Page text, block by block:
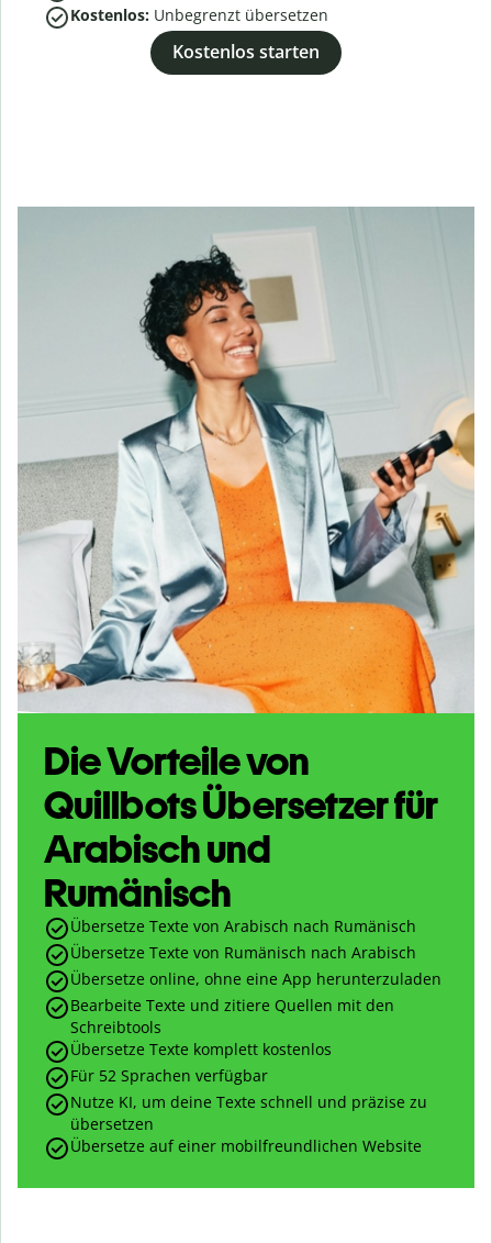
Kostenlos: Unbegrenzt übersetzen
Kostenlos starten
Die Vorteile von
Quillbots Übersetzer für
Arabisch und
Rumänisch
Übersetze Texte von Arabisch nach Rumänisch
Übersetze Texte von Rumänisch nach Arabisch
Übersetze online, ohne eine App herunterzuladen
Bearbeite Texte und zitiere Quellen mit den
Schreibtools
Übersetze Texte komplett kostenlos
Für 52 Sprachen verfügbar
Nutze KI, um deine Texte schnell und präzise zu
übersetzen
Übersetze auf einer mobilfreundlichen Website